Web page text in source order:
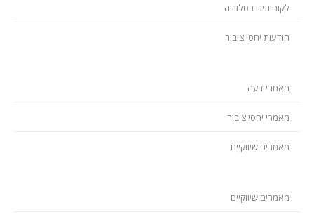
לקוחותינו בטלויזיה
הודעות יחסי ציבור
מאמרי דעה
מאמרי יחסי ציבור
מאמרים שיווקיים
מאמרים שיווקיים